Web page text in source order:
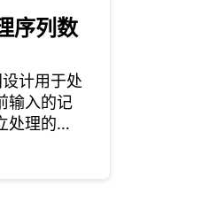
序列数
计用于处
输入的记
处理的传
构中使用